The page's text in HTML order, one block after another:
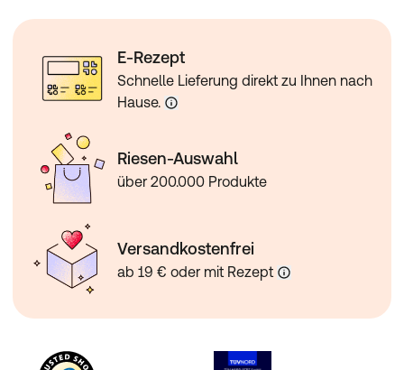
E-Rezept
Schnelle Lieferung direkt zu Ihnen nach
Hause.
Riesen-Auswahl
über 200.000 Produkte
Versandkostenfrei
ab 19 € oder mit Rezept